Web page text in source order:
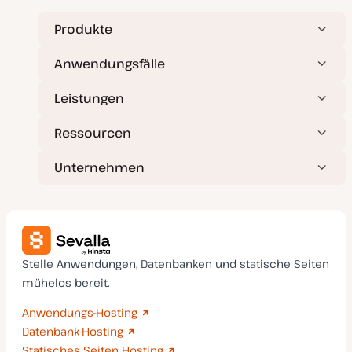
a
l
i
t
Produkte
Anwendungsfälle
Leistungen
Ressourcen
Unternehmen
Stelle Anwendungen, Datenbanken und statische Seiten
mühelos bereit.
Anwendungs-Hosting
Datenbank-Hosting